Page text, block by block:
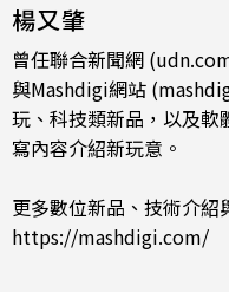
楊又肇
曾任聯合新聞網
與Mashdigi網站
玩、科技類新品，以及
寫內容介紹新玩意。
更多數位新品、技術介紹
https://mashdigi.com/